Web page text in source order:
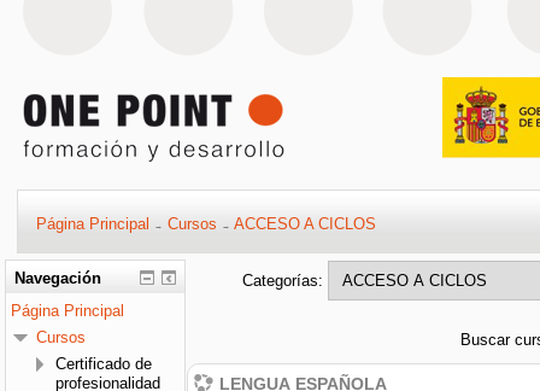
Página Principal Cursos ACCESO A CICLOS
Categorías:
Buscar
LENGUA ESPAÑOLA
Navegación
Página Principal
Cursos
Certificado de
profesionalidad